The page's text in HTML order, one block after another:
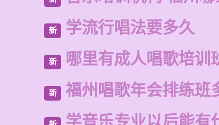
新 学流行唱法要多久
新 哪里有成人唱歌培训
新 福州唱歌年会排练班
学音乐专业以后能有